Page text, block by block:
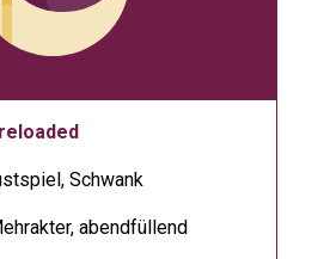
Schwank
abendfüllend